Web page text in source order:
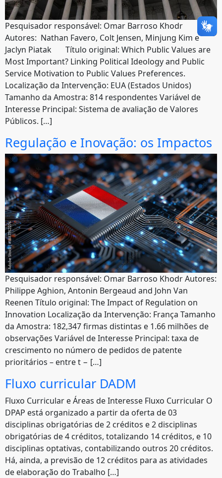
Pesquisador responsável: Omar Barroso Khodr
Autores: Nathan Favero, Colt Jensen, Minjung Kim e
Jaclyn Piatak Título original: Which Public Values are
Most Important? Linking Political Ideology and Public
Service Motivation to Public Values Preferences.
Localização da Intervenção: EUA (Estados Unidos)
Tamanho da Amostra: 814 respondentes Variável de
Interesse Principal: Sistema de avaliação de Valores
Públicos. […]
Regulação e Inovação: os Impactos
Pesquisador responsável: Omar Barroso Khodr Autores:
Philippe Aghion, Antonin Bergeaud and John Van
Reenen Título original: The Impact of Regulation on
Innovation Localização da Intervenção: França Tamanho
da Amostra: 182,347 firmas distintas e 1.66 milhões de
observações Variável de Interesse Principal: taxa de
crescimento no número de pedidos de patente
prioritários – entre t − […]
Fluxo curricular DADM
Fluxo Curricular e Áreas de Interesse Fluxo Curricular O
DPAP está organizado a partir da oferta de 03
disciplinas obrigatórias de 2 créditos e 2 disciplinas
obrigatórias de 4 créditos, totalizando 14 créditos, e 10
disciplinas optativas, contabilizando outros 20 créditos.
Há, ainda, a previsão de 12 créditos para as atividades
de elaboração do Trabalho […]